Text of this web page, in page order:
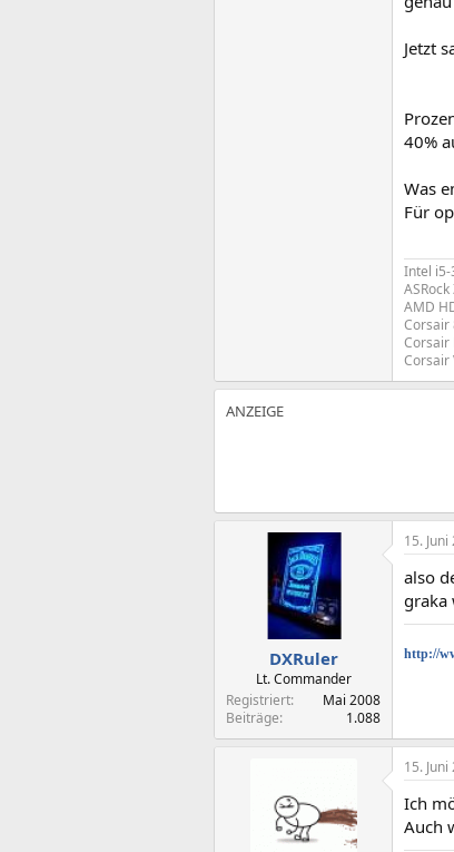
Jetzt
40%
Was
Für
Intel
AMD
Corsair
Corsair
Corsair
DXRuler
Lt. Commander
Registriert
Mai 2008
Beiträge
1.088
15. Juni
also
graka
http://
15. Juni
Ich
Auch